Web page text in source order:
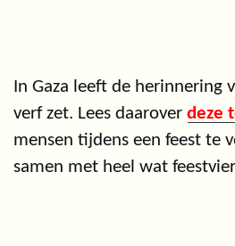
In Gaza leeft de herinnering
verf zet. Lees daarover deze
mensen tijdens een feest te
samen met heel wat